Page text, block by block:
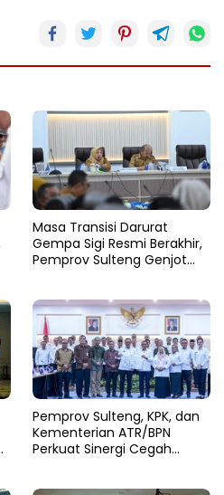
Masa Transisi Darurat
Gempa Sigi Resmi Berakhir,
Pemprov Sulteng Genjot
Pemprov Sulteng, KPK, dan
Kementerian ATR/BPN
Perkuat Sinergi Cegah